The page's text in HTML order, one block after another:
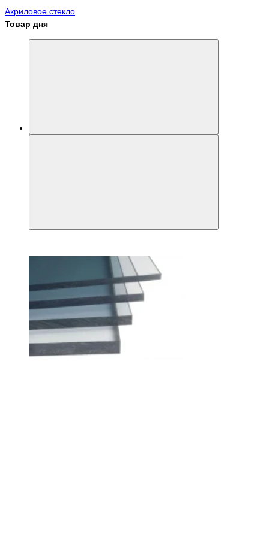
Акриловое стекло
Товар дня